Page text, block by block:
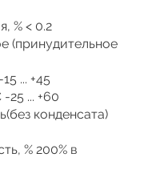
% < 0.2
(принудительное
... +45
25 ... +60
конденсата)
% 200% в